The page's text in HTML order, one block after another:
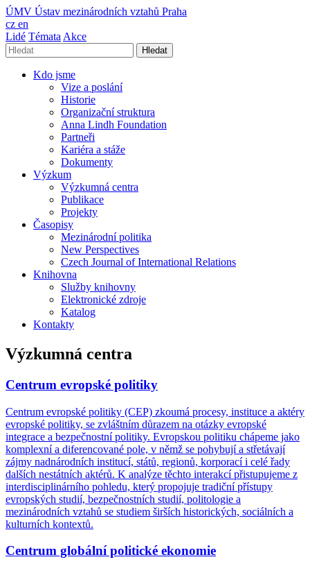
ÚMV Ústav mezinárodních vztahů Praha
cz en
Lidé Témata Akce
Hledat
Kdo jsme
Vize a poslání
Historie
Organizační struktura
Anna Lindh Foundation
Partneři
Kariéra a stáže
Dokumenty
Výzkum
Výzkumná centra
Publikace
Projekty
Časopisy
Mezinárodní politika
New Perspectives
Czech Journal of International Relations
Knihovna
Služby knihovny
Elektronické zdroje
Katalog
Kontakty
Výzkumná centra
Centrum evropské politiky
Centrum evropské politiky (CEP) zkoumá procesy, instituce a aktéry
evropské politiky, se zvláštním důrazem na otázky evropské
integrace a bezpečnostní politiky. Evropskou politiku chápeme jako
komplexní a diferencované pole, v němž se pohybují a střetávají
zájmy nadnárodních institucí, států, regionů, korporací i celé řady
dalších nestátních aktérů. K analýze těchto interakcí přistupujeme z
interdisciplinárního pohledu, který propojuje tradiční přístupy
evropských studií, bezpečnostních studií, politologie a
mezinárodních vztahů se studiem širších historických, sociálních a
kulturních kontextů.
Centrum globální politické ekonomie